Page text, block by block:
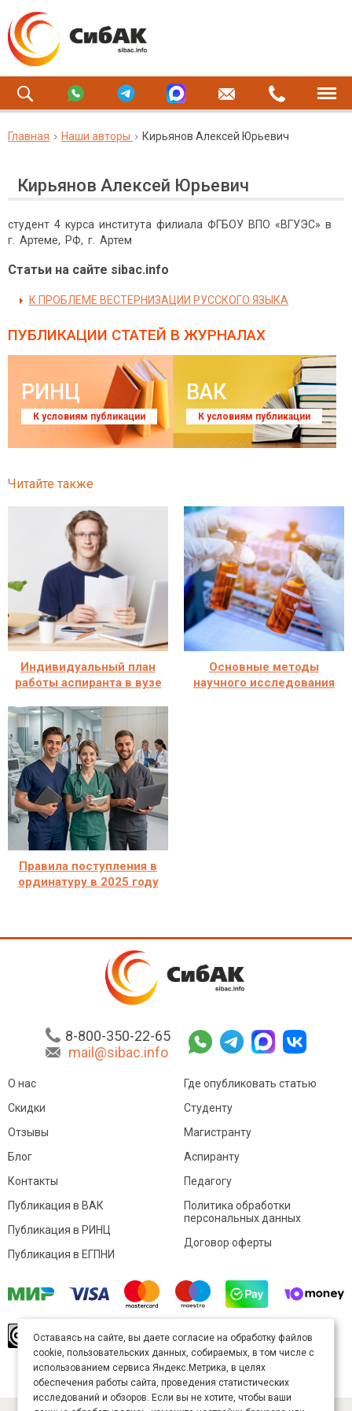
Главная Наши авторы Кирьянов Алексей Юрьевич
Кирьянов Алексей Юрьевич
студент 4 курса института филиала ФГБОУ ВПО «ВГУЭС» в
г. Артеме, РФ, г. Артем
Статьи на сайте sibac.info
К ПРОБЛЕМЕ ВЕСТЕРНИЗАЦИИ РУССКОГО ЯЗЫКА
ПУБЛИКАЦИИ СТАТЕЙ В ЖУРНАЛАХ
РИНЦ
К условиям публикации
ВАК
К условиям публикации
Читайте также
Индивидуальный план
работы аспиранта в вузе
Основные методы
научного исследования
Правила поступления в
ординатуру в 2025 году
8-800-350-22-65
mail@sibac.info
О нас
Скидки
Отзывы
Блог
Контакты
Где опубликовать статью
Студенту
Магистранту
Аспиранту
Педагогу
Публикация в ВАК
Публикация в РИНЦ
Публикация в ЕГПНИ
Политика обработки
персональных данных
Договор оферты
произведение доступно полицензии Creative
Commons «Attribution» («Атрибуция») 4.0
Непортированная.
Карта сайта
Оставаясь на сайте, вы даете согласие на обработку файлов
cookie, пользовательских данных, собираемых, в том числе с
использованием сервиса Яндекс.Метрика, в целях
обеспечения работы сайта, проведения статистических
исследований и обзоров. Если вы не хотите, чтобы ваши